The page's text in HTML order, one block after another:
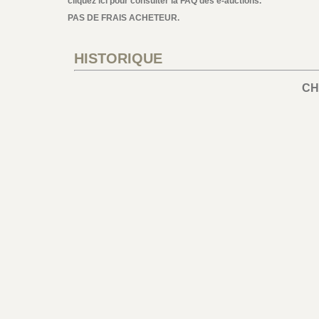
PAS DE FRAIS ACHETEUR.
HISTORIQUE